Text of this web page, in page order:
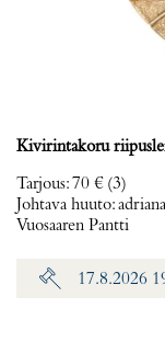
Kivirintakoru
Tarjous:70 € (3)
Johtava huuto:
Vuosaaren Pantti
17.8.2026